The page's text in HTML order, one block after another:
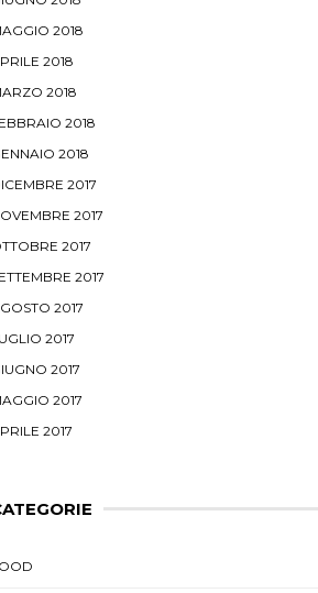
2018
2018
2018
2018
2018
2017
2017
2017
2017
2017
2017
2017
2017
2017